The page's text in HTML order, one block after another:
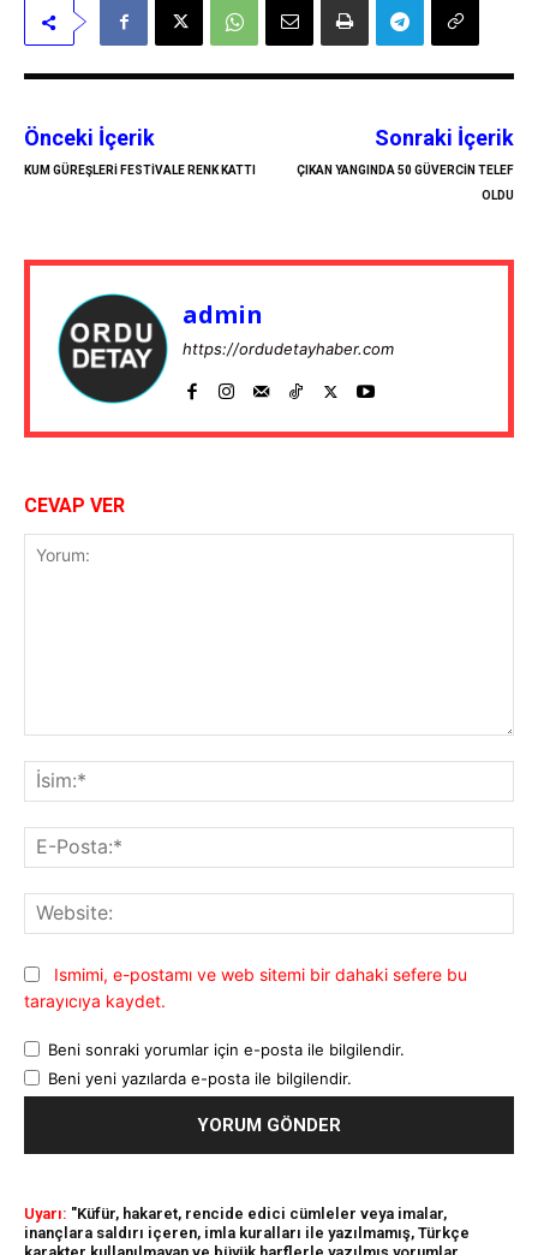
Önceki İçerik
KUM GÜREŞLERİ FESTİVALE RENK KATTI
Sonraki İçerik
ÇIKAN YANGINDA 50 GÜVERCİN TELEF
OLDU
admin
https://ordudetayhaber.com
CEVAP VER
Ismimi, e-postamı ve web sitemi bir dahaki sefere bu
tarayıcıya kaydet.
Beni sonraki yorumlar için e-posta ile bilgilendir.
Beni yeni yazılarda e-posta ile bilgilendir.
Uyarı: "Küfür, hakaret, rencide edici cümleler veya imalar,
inançlara saldırı içeren, imla kuralları ile yazılmamış, Türkçe